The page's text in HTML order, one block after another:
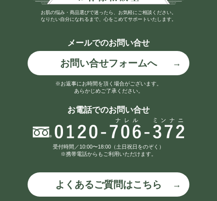
お肌の悩み・商品選びで迷ったら、お気軽にご相談ください。
なりたい自分になれるまで、心をこめてサポートいたします。
メールでのお問い合せ
お問い合せフォームへ
※お返事にお時間を頂く場合がございます。
あらかじめご了承ください。
お電話でのお問い合せ
受付時間／10:00〜18:00（土日祝日をのぞく）
※携帯電話からもご利用いただけます。
よくあるご質問はこちら